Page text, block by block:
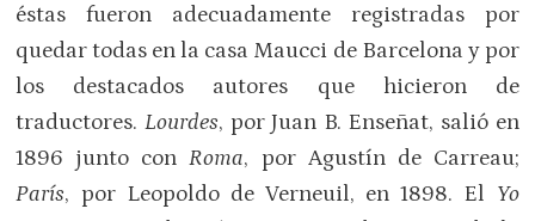
éstas fueron adecuadamente registradas por
quedar todas en la casa Maucci de Barcelona y por
los destacados autores que hicieron de
traductores.Lourdes, por Juan B. Enseñat, salió en
1896 junto conRoma, por Agustín de Carreau;
París, por Leopoldo de Verneuil, en 1898. El Yo